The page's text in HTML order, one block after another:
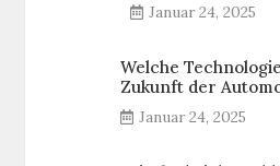
Januar 24, 2025
Welche
Zukunft der
Januar 24, 2025